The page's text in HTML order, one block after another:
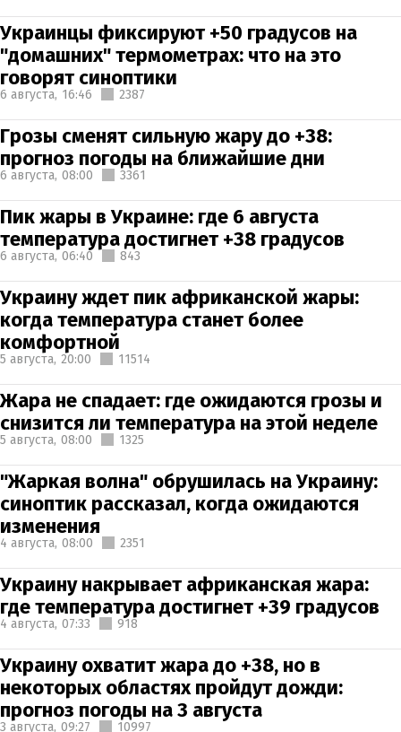
Украинцы фиксируют +50 градусов на
"домашних" термометрах: что на это
говорят синоптики
6 августа, 16:46 2387
Грозы сменят сильную жару до +38:
прогноз погоды на ближайшие дни
6 августа, 08:00 3361
Пик жары в Украине: где 6 августа
температура достигнет +38 градусов
6 августа, 06:40 843
Украину ждет пик африканской жары:
когда температура станет более
комфортной
5 августа, 20:00 11514
Жара не спадает: где ожидаются грозы и
снизится ли температура на этой неделе
5 августа, 08:00 1325
"Жаркая волна" обрушилась на Украину:
синоптик рассказал, когда ожидаются
изменения
4 августа, 08:00 2351
Украину накрывает африканская жара:
где температура достигнет +39 градусов
4 августа, 07:33 918
Украину охватит жара до +38, но в
некоторых областях пройдут дожди:
прогноз погоды на 3 августа
3 августа, 09:27 10997